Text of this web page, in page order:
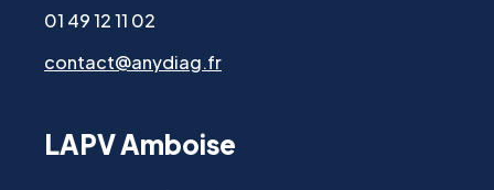
01 49 12 11 02
contact@anydiag.fr
LAPV Amboise